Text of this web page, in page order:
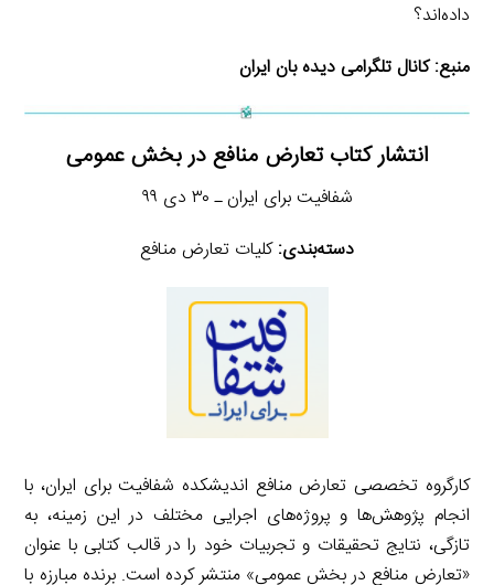
داده‌اند؟
منبع: کانال تلگرامی دیده بان ایران
انتشار کتاب تعارض منافع در بخش عمومی
شفافیت برای ایران ـ ۳۰ دی ۹۹
دسته‌بندی:کلیات تعارض منافع
کارگروه تخصصی تعارض منافع اندیشکده شفافیت برای ایران، با
انجام پژوهش‌ها و پروژه‌های اجرایی مختلف در این زمینه، به
تازگی، نتایج تحقیقات و تجربیات خود را در قالب کتابی با عنوان
«تعارض منافع در بخش عمومی» منتشر کرده است. برنده مبارزه با